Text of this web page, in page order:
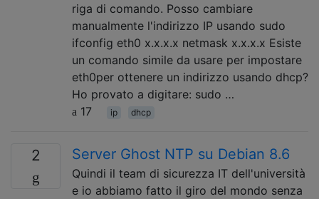
riga di comando. Posso cambiare
manualmente l'indirizzo IP usando sudo
ifconfig eth0 x.x.x.x netmask x.x.x.x Esiste
un comando simile da usare per impostare
eth0per ottenere un indirizzo usando dhcp?
Ho provato a digitare: sudo …
17
ip dhcp
2 Server Ghost NTP su Debian 8.6
Quindi il team di sicurezza IT dell'università
e io abbiamo fatto il giro del mondo senza